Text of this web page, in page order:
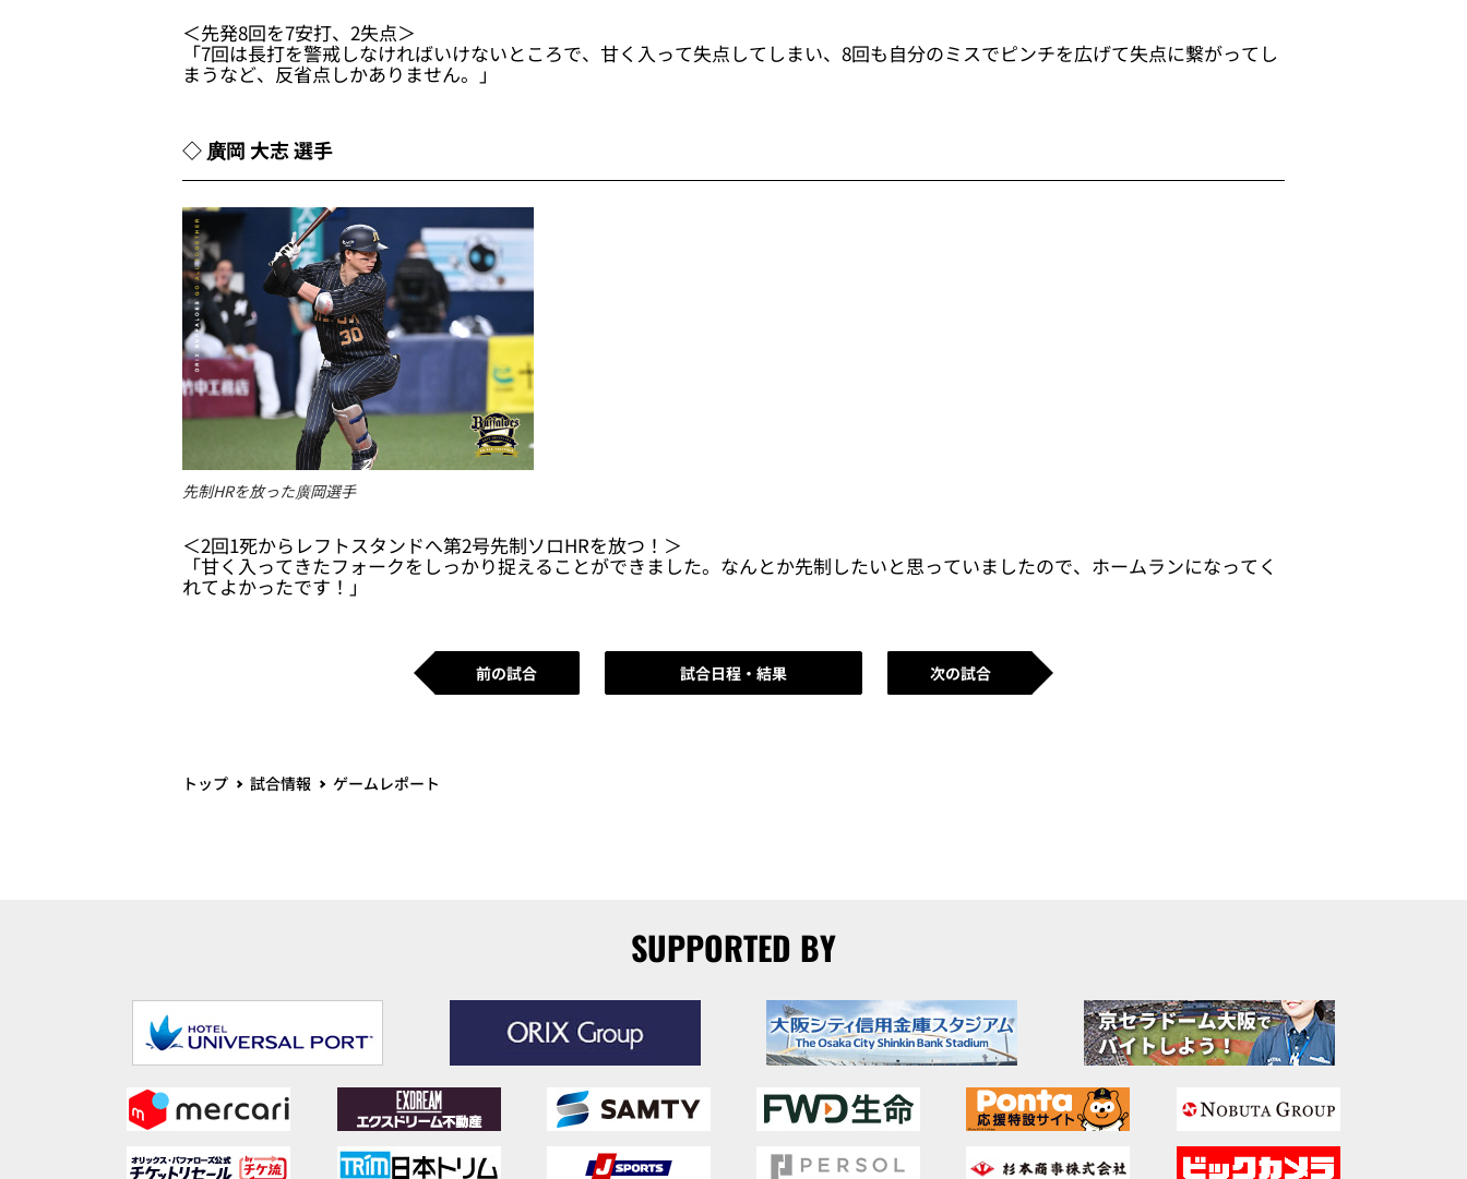
＜先発8回を7安打、2失点＞
「7回は長打を警戒しなければいけないところで、甘く入って失点してしまい、8回も自分のミスでピンチを広げて失点に繋がってし
まうなど、反省点しかありません。」
◇ 廣岡 大志 選手
先制HRを放った廣岡選手
＜2回1死からレフトスタンドへ第2号先制ソロHRを放つ！＞
「甘く入ってきたフォークをしっかり捉えることができました。なんとか先制したいと思っていましたので、ホームランになってく
れてよかったです！」
前の試合 試合日程・結果 次の試合
トップ 試合情報 ゲームレポート
SUPPORTED BY